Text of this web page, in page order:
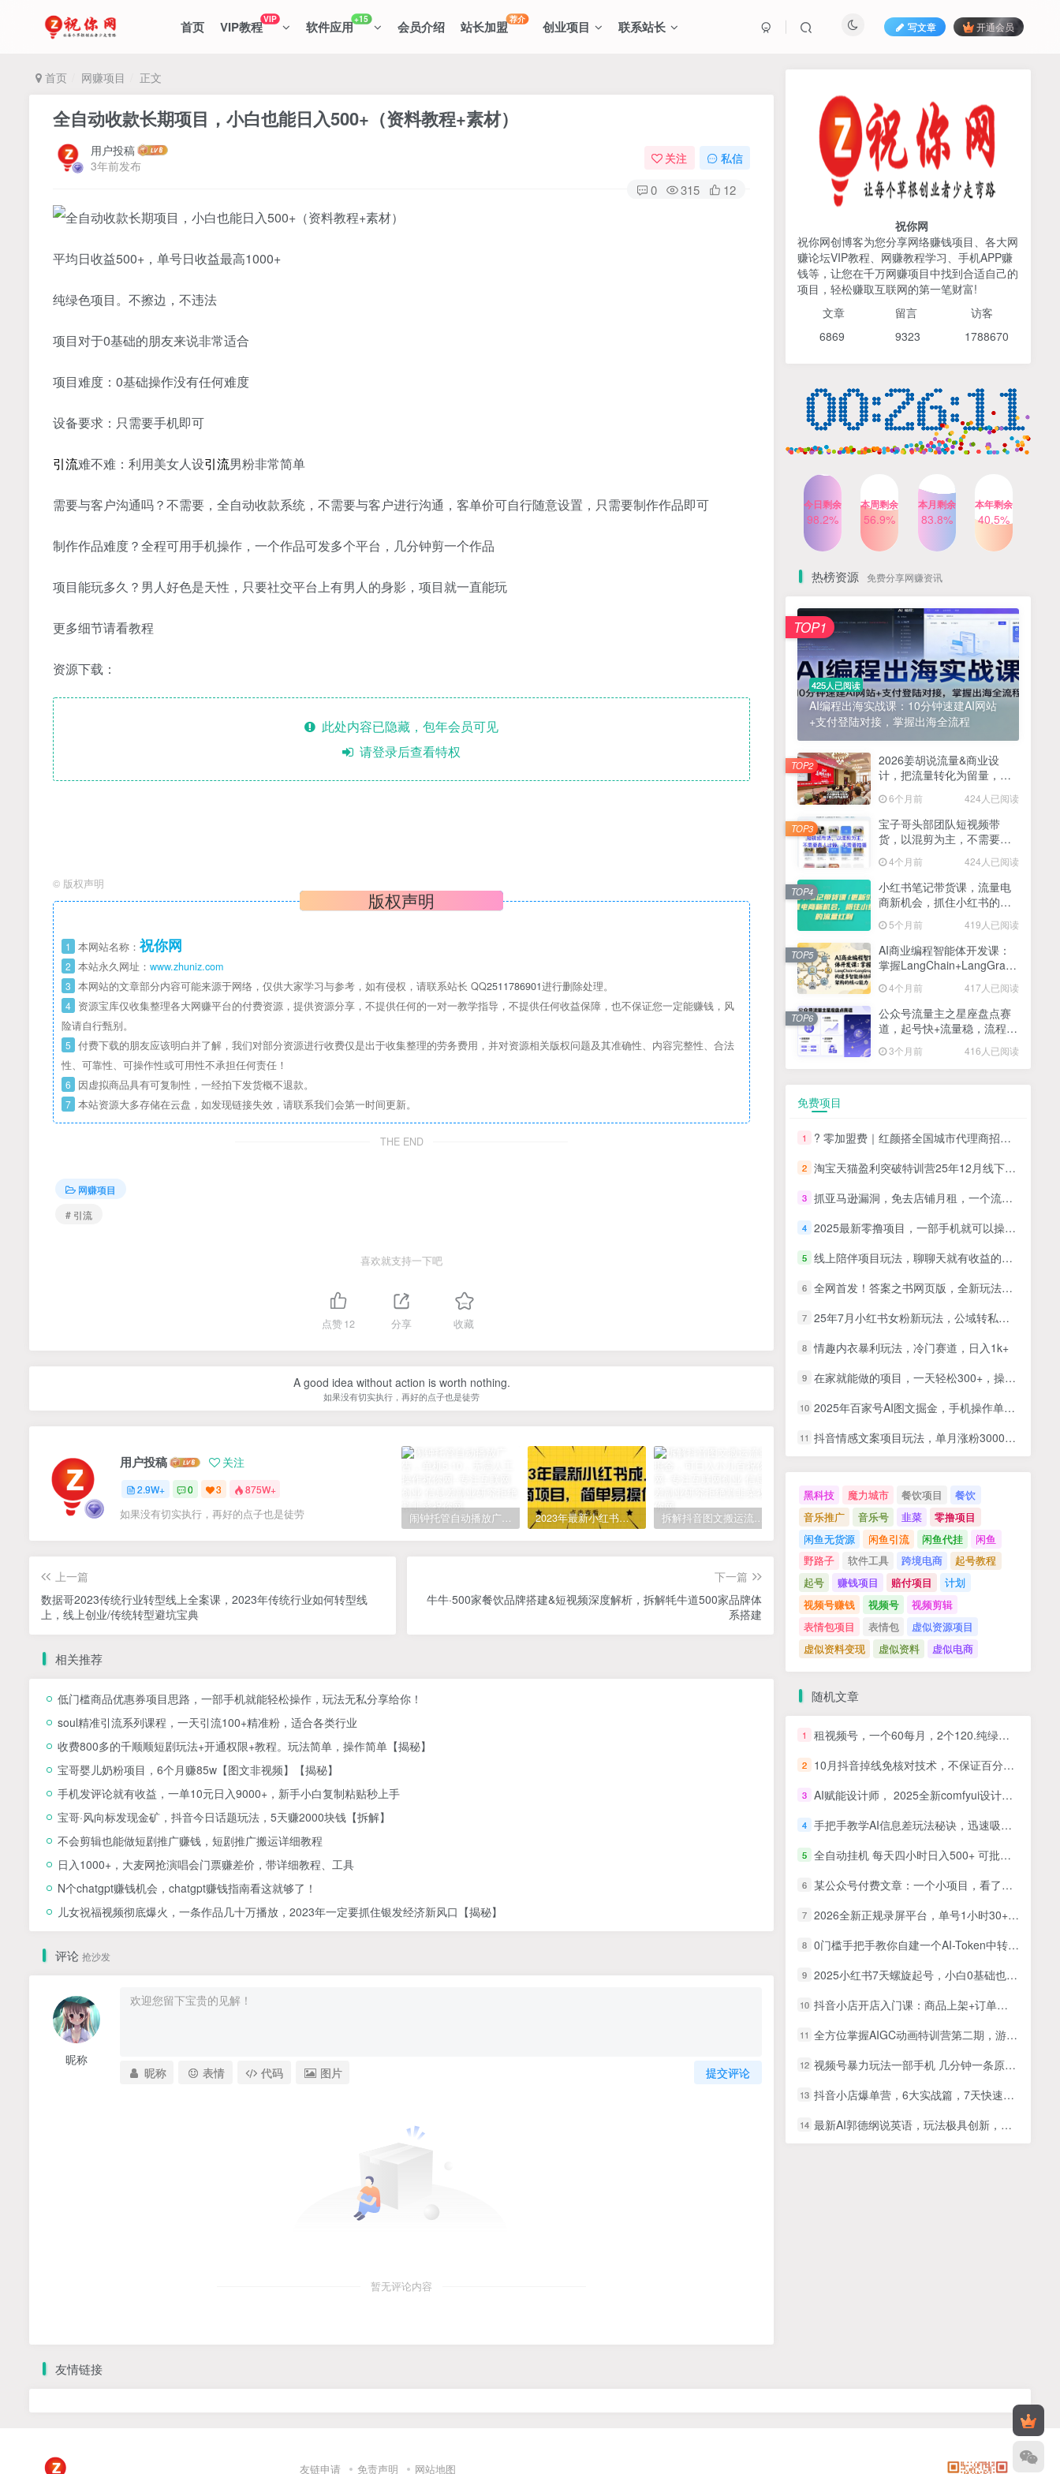
首页 VIP教程VIP 软件应用+15 会员介绍 站长加盟荐介 创业项目 联系站长 写文章 开通会员
首页 网赚项目 正文
全自动收款长期项目，小白也能日入500+（资料教程+素材）
用户投稿
3年前发布
关注 私信
0 315 12
平均日收益500+，单号日收益最高1000+
纯绿色项目。不擦边，不违法
项目对于0基础的朋友来说非常适合
项目难度：0基础操作没有任何难度
设备要求：只需要手机即可
引流难不难：利用美女人设引流男粉非常简单
需要与客户沟通吗？不需要，全自动收款系统，不需要与客户进行沟通，客单价可自行随意设置，只需要制作作品即可
制作作品难度？全程可用手机操作，一个作品可发多个平台，几分钟剪一个作品
项目能玩多久？男人好色是天性，只要社交平台上有男人的身影，项目就一直能玩
更多细节请看教程
资源下载：
此处内容已隐藏，包年会员可见
请登录后查看特权
© 版权声明
版权声明
1 本网站名称： 祝你网
2 本站永久网址： www.zhuniz.com
3 本网站的文章部分内容可能来源于网络，仅供大家学习与参考，如有侵权，请联系站长 QQ2511786901进行删除处理。
4 资源宝库仅收集整理各大网赚平台的付费资源，提供资源分享，不提供任何的一对一教学指导，不提供任何收益保障，也不保证您一定能赚钱，风
险请自行甄别。
5 付费下载的朋友应该明白并了解，我们对部分资源进行收费仅是出于收集整理的劳务费用，并对资源相关版权问题及其准确性、内容完整性、合法
性、可靠性、可操作性或可用性不承担任何责任！
6 因虚拟商品具有可复制性，一经拍下发货概不退款。
7 本站资源大多存储在云盘，如发现链接失效，请联系我们会第一时间更新。
THE END
网赚项目
# 引流
喜欢就支持一下吧
点赞12 分享 收藏
A good idea without action is worth nothing.
如果没有切实执行，再好的点子也是徒劳
用户投稿 关注
2.9W+ 0 3 875W+
如果没有切实执行，再好的点子也是徒劳 闹钟托管自动播放广告，单机5-10，无需人工操作 2023年最新小红书成人电商项目，简单易操作【详细教程】 拆解抖音图文搬运流量掘金，可日入小几百 快手星火计划项目玩法，零门槛，单视频收益5000+，保姆级教程
上一篇
数据哥2023传统行业转型线上全案课，2023年传统行业如何转型线
上，线上创业/传统转型避坑宝典
下一篇
牛牛·500家餐饮品牌搭建&短视频深度解析，拆解牦牛道500家品牌体
系搭建
相关推荐
低门槛商品优惠券项目思路，一部手机就能轻松操作，玩法无私分享给你！
soul精准引流系列课程，一天引流100+精准粉，适合各类行业
收费800多的千顺顺短剧玩法+开通权限+教程。玩法简单，操作简单【揭秘】
宝哥婴儿奶粉项目，6个月赚85w【图文非视频】【揭秘】
手机发评论就有收益，一单10元日入9000+，新手小白复制粘贴秒上手
宝哥·风向标发现金矿，抖音今日话题玩法，5天赚2000块钱【拆解】
不会剪辑也能做短剧推广赚钱，短剧推广搬运详细教程
日入1000+，大麦网抢演唱会门票赚差价，带详细教程、工具
N个chatgpt赚钱机会，chatgpt赚钱指南看这就够了！
儿女祝福视频彻底爆火，一条作品几十万播放，2023年一定要抓住银发经济新风口【揭秘】
评论 抢沙发
昵称
提交评论
昵称 表情 代码 图片
暂无评论内容
425人已阅读
AI编程出海实战课：10分钟速建AI网站
+支付登陆对接，掌握出海全流程
TOP1
2026姜胡说流量&商业设
计，把流量转化为留量，设
计自己的商业模式
6个月前 424人已阅读
TOP2
货，以混剪为主，不需要真
小红书笔记带货课，流量电
商新机会，抓住小红书的流
量红利(更新26年2月)
5个月前 419人已阅读
TOP4
AI商业编程智能体开发课：
4个月前
TOP5
公众号流量主之星座盘点赛
道，起号快+流量稳，流程简
单，适合新手操作
3个月前 416人已阅读
TOP6
1 ? 零加盟费｜红颜搭全国城市代理商招募正式启动！
2 淘宝天猫盈利突破特训营25年12月线下课，系统性的深度剖析电商企业经营之道，打造电商标准化运营体系
3 抓亚马逊漏洞，免去店铺月租，一个流量大竞争小，让你有机会成大卖的赛道
2025最新零撸项目，一部手机就可以操作，20秒一单，零投入纯薅羊毛，无门槛，一天200+【揭秘】
5 线上陪伴项目玩法，聊聊天就有收益的项目，一个月收益5000+
6 全网首发！答案之书网页版，全新玩法，搭配文档和网页，日入1k+零门槛小白首选副业
7 25年7月小红书女粉新玩法，公域转私域变现，日轻松变现2张+，5分钟简单复制好上手
8 情趣内衣暴利玩法，冷门赛道，日入1k+
9 在家就能做的项目，一天轻松300+，操作简单上手快
10 2025年百家号AI图文掘金，手机操作单号月入4-5位数，低门槛【附指令+工具】
抖音情感文案项目玩法，单月涨粉3000+，新手小白也能做
祝你网
祝你网创博客为您分享网络赚钱项目、各大网
赚论坛VIP教程、网赚教程学习、手机APP赚
钱等，让您在千万网赚项目中找到合适自己的
项目，轻松赚取互联网的第一笔财富!
文章 留言 访客
6869 9323 1788670
今日剩余
98.2%
本周剩余
56.9%
本月剩余
83.8%
本年剩余
40.5%
热榜资源 免费分享网赚资讯
425人已阅读
AI编程出海实战课：10分钟速建AI网站
+支付登陆对接，掌握出海全流程
TOP1
2026姜胡说流量&商业设
计，把流量转化为留量，设
6个月前 424人已阅读
TOP2
宝子哥头部团队短视频带
货，以混剪为主，不需要真
26年3月】
4个月前 424人已阅读
TOP3
小红书笔记带货课，流量电
商新机会，抓住小红书的流
5个月前 419人已阅读
TOP4
AI商业编程智能体开发课：
掌握LangChain+LangGraph
心能力
4个月前 417人已阅读
TOP5
公众号流量主之星座盘点赛
道，起号快+流量稳，流程简
3个月前 416人已阅读
TOP6
免费项目
1 ? 零加盟费｜红颜搭全国城市代理商招募正式启动！
2 淘宝天猫盈利突破特训营25年12月线下课，系统性的深度剖析电商企业经营之道，打造电商标准化运营体系
3 抓亚马逊漏洞，免去店铺月租，一个流量大竞争小，让你有机会成大卖的赛道
4 2025最新零撸项目，一部手机就可以操作，20秒一单，零投入纯薅羊毛，无门槛，一天200+【揭秘】
5 线上陪伴项目玩法，聊聊天就有收益的项目，一个月收益5000+
6 全网首发！答案之书网页版，全新玩法，搭配文档和网页，日入1k+零门槛小白首选副业
7 25年7月小红书女粉新玩法，公域转私域变现，日轻松变现2张+，5分钟简单复制好上手
8 情趣内衣暴利玩法，冷门赛道，日入1k+
9 在家就能做的项目，一天轻松300+，操作简单上手快
10 2025年百家号AI图文掘金，手机操作单号月入4-5位数，低门槛【附指令+工具】
11 抖音情感文案项目玩法，单月涨粉3000+，新手小白也能做
黑科技 魔力城市 餐饮项目
餐饮
音乐推广
音乐号 韭菜
零撸项目
闲鱼无货源
闲鱼引流 闲鱼代挂
闲鱼
野路子
软件工具 跨境电商
起号教程
起号
赚钱项目 赔付项目
计划
视频号赚钱
视频号
视频剪辑
表情包项目
表情包
虚似资源项目
虚似资料变现
虚似资料 虚似电商
随机文章
1 租视频号，一个60每月，2个120.纯绿色、无风险，常年租【揭秘】
2 10月抖音掉线免核对技术，不保证百分百，自测
3 AI赋能设计师， 2025全新comfyui设计全流程工作流 ，室内-建筑-景观-美术，零基础直接上手
4 手把手教学AI信息差玩法秘诀，迅速吸引大量流量，超高互动率
5 全自动挂机 每天四小时日入500+ 可批量操作 时间自由
6 某公众号付费文章：一个小项目，看了这些思路你会豁然开朗
7 2026全新正规录屏平台，单号1小时30+，矩阵操作日入3张+，长期稳定，碎片时间就能做
8 0门槛手把手教你自建一个AI-Token中转站，零基础也能看懂，保姆级教程
9 2025小红书7天螺旋起号，小白0基础也可以上手
10 抖音小店开店入门课：商品上架+订单管理+物流设置，新手7天快速起店
11 全方位掌握AIGC动画特训营第二期，游戏宣发+国风打斗+水墨动画全精通，从分镜到成片全解锁
12 视频号暴力玩法一部手机 几分钟一条原创视频 一周收益3800+（附820G素材）
13 抖音小店爆单营，6大实战篇，7天快速起爆，标签暴力玩法（41节课）
14 最新AI郭德纲说英语，玩法极具创新，小白轻松上手月入过万【揭秘】
友情链接
友链申请 免责声明 网站地图